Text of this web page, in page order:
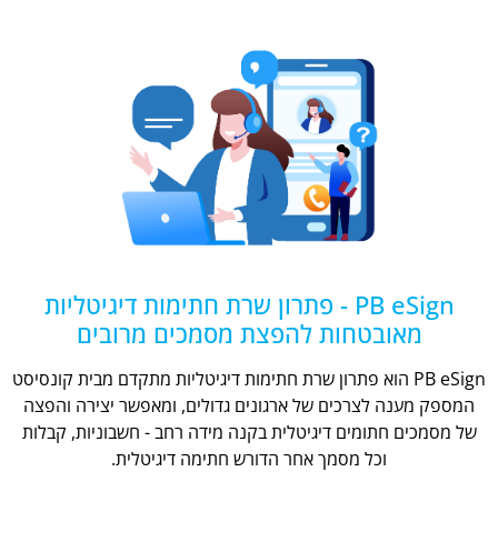
PB eSign - פתרון שרת חתימות דיגיטליות
מאובטחות להפצת מסמכים מרובים
PB eSign הוא פתרון שרת חתימות דיגיטליות מתקדם מבית קונסיסט
המספק מענה לצרכים של ארגונים גדולים, ומאפשר יצירה והפצה
של מסמכים חתומים דיגיטלית בקנה מידה רחב - חשבוניות, קבלות
וכל מסמך אחר הדורש חתימה דיגיטלית.